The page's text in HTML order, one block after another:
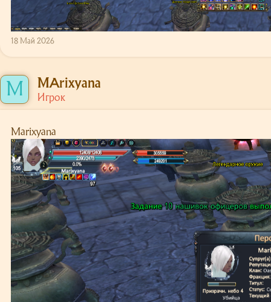
18 Май 2026
M MArixyana
Игрок
Marixyana